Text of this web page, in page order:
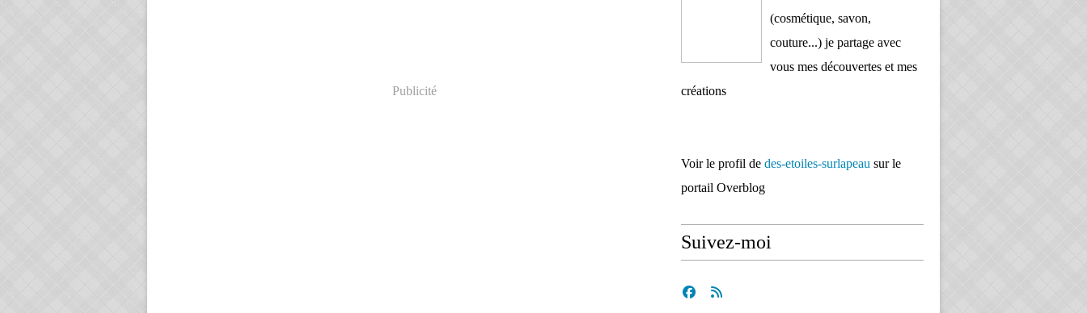
Publicité
(cosmétique, savon,
couture...) je partage avec
vous mes découvertes et mes
créations
Voir le profil de des-etoiles-surlapeau sur le
portail Overblog
Suivez-moi